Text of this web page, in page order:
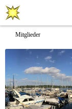
Mitglieder